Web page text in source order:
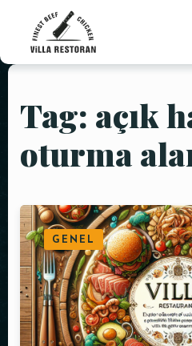
ANASAYFA
PAKET SERVİS
HABERLER
İLETIŞIM
Tag: açık
oturma
GENEL